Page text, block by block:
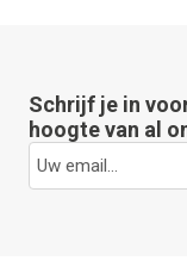
Schrijf je in
hoogte van al